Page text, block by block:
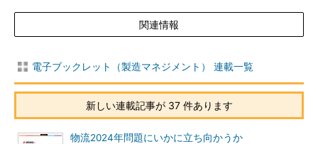
関連情報
電子ブックレット（製造マネジメント） 連載一覧
新しい連載記事が 37 件あります
物流2024年問題にいかに立ち向かうか